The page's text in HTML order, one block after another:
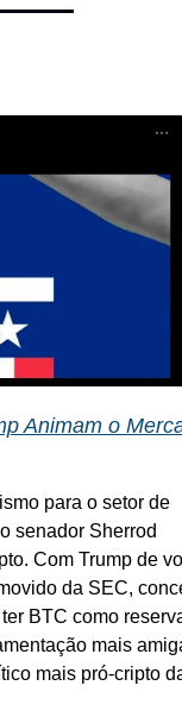
Animam o
para o setor de
senador Sherrod
Com Trump de
da SEC,
BTC como
mais
mais pró-cripto